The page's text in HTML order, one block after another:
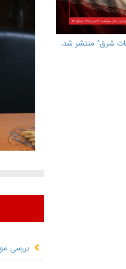
بررسی